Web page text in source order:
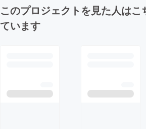
このプロジェクトを見た人はこ
ています